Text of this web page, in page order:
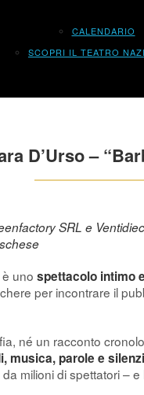
CALENDARIO
SCOPRI IL TEATRO
D’Urso –
SRL e
è uno spettacolo intimo
per incontrare il
né un racconto
musica, parole e silenzi
milioni di spettatori –